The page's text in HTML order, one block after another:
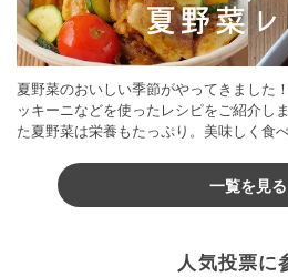
夏野菜のおいしい季節がやってきました
ッキーニなどを使ったレシピをご紹介し
た夏野菜は栄養もたっぷり。美味しく食
一覧を見る
人気投票に